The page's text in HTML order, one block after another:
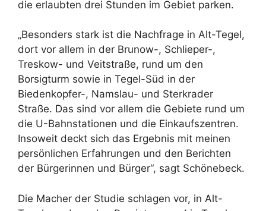
die erlaubten drei Stunden im Gebiet parken.
„Besonders stark ist die Nachfrage in Alt-Tegel,
dort vor allem in der Brunow-, Schlieper-,
Treskow- und Veitstraße, rund um den
Borsigturm sowie in Tegel-Süd in der
Biedenkopfer-, Namslau- und Sterkrader
Straße. Das sind vor allem die Gebiete rund um
die U-Bahnstationen und die Einkaufszentren.
Insoweit deckt sich das Ergebnis mit meinen
persönlichen Erfahrungen und den Berichten
der Bürgerinnen und Bürger“, sagt Schönebeck.
Die Macher der Studie schlagen vor, in Alt-